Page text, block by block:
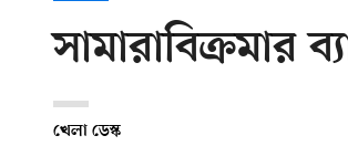
সামারাবিক্রমার
খেলা ডেস্ক